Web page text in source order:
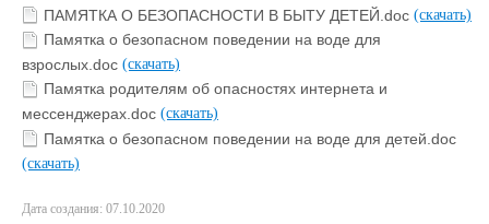
ПАМЯТКА О БЕЗОПАСНОСТИ В БЫТУ ДЕТЕЙ.doc (скачать)
Памятка о безопасном поведении на воде для
взрослых.doc (скачать)
Памятка родителям об опасностях интернета и
мессенджерах.doc (скачать)
Памятка о безопасном поведении на воде для детей.doc
(скачать)
Дата создания: 07.10.2020